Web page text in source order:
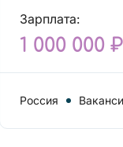
Зарплата:
1 000 000 ₽
Россия